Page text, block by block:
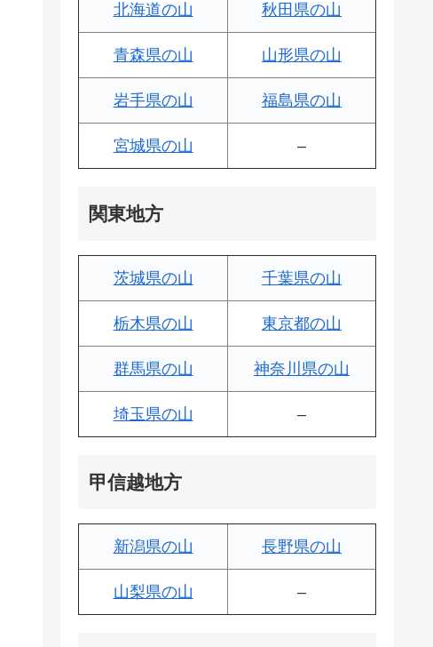
北海道の山 秋田県の山
青森県の山 山形県の山
岩手県の山 福島県の山
宮城県の山 –
関東地方
茨城県の山 千葉県の山
栃木県の山 東京都の山
群馬県の山 神奈川県の山
埼玉県の山 –
甲信越地方
新潟県の山 長野県の山
山梨県の山 –